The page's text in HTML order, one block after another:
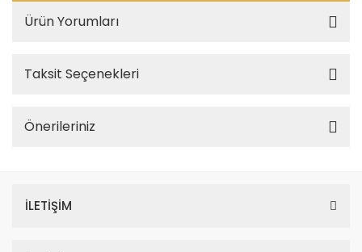
Ürün Yorumları
Taksit Seçenekleri
Önerileriniz
İLETİŞİM